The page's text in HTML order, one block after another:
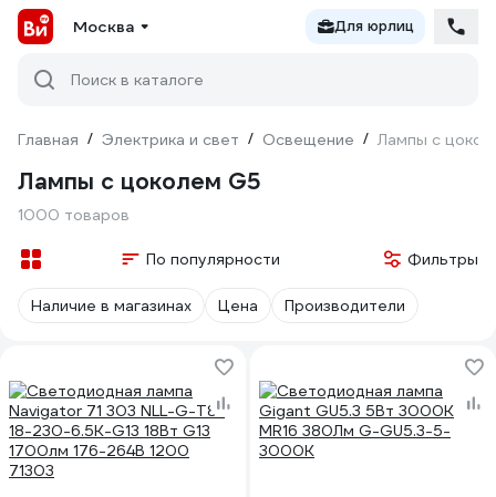
Москва Для юрлиц
Поиск в каталоге
Главная / Электрика и свет / Освещение / Лампы с
Лампы с цоколем G5
1000 товаров
По популярности Фильтры
Наличие в магазинах Цена Производители